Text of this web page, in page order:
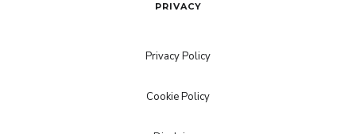
PRIVACY
Privacy Policy
Cookie Policy